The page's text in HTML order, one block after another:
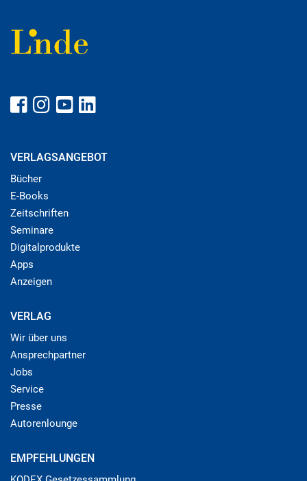
VERLAGSANGEBOT
Bücher
E-Books
Zeitschriften
Seminare
Digitalprodukte
Apps
Anzeigen
VERLAG
Wir über uns
Ansprechpartner
Jobs
Service
Presse
Autorenlounge
EMPFEHLUNGEN